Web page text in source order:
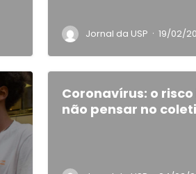
Jornal da USP · 19/02/
Coronavírus: o
não pensar no